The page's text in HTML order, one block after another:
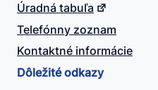
Úradná tabuľa
Telefónny zoznam
Kontaktné informácie
Dôležité odkazy